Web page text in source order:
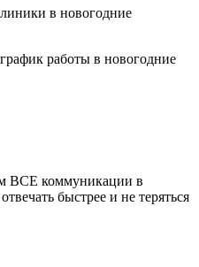
в новогодние
работы в новогодние
ВСЕ коммуникации в
быстрее и не теряться